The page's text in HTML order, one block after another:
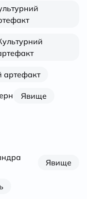
артефакт
Явище
Явище